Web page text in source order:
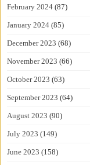
February 2024 (87)
January 2024 (85)
December 2023 (68)
November 2023 (66)
October 2023 (63)
September 2023 (64)
August 2023 (90)
July 2023 (149)
June 2023 (158)